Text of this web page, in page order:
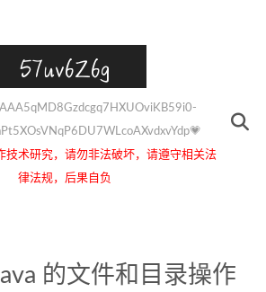
57uv6Z6g
技术研究，请勿非法破坏，请遵守相关法
律法规，后果自负
的文件和目录操作